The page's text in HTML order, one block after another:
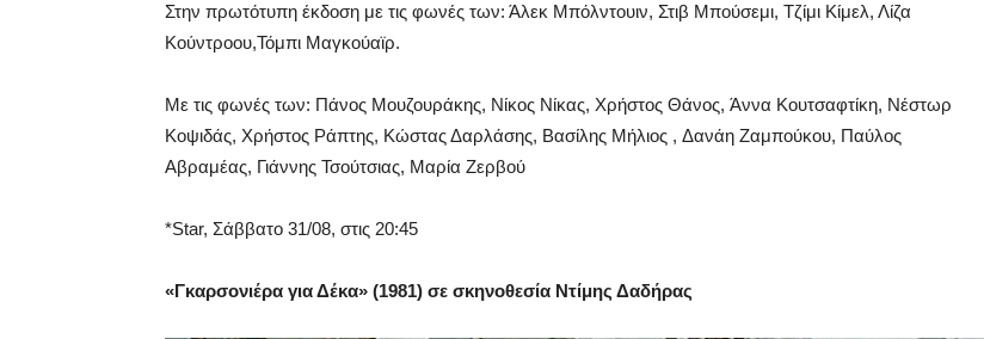
Στην πρωτότυπη έκδοση με τις φωνές των: Άλεκ Μπόλντουιν, Στιβ Μπούσεμι, Τζίμι Κίμελ, Λίζα
Κούντροου,Τόμπι Μαγκούαϊρ.
Με τις φωνές των: Πάνος Μουζουράκης, Νίκος Νίκας, Χρήστος Θάνος, Άννα Κουτσαφτίκη, Νέστωρ
Κοψιδάς, Χρήστος Ράπτης, Κώστας Δαρλάσης, Βασίλης Μήλιος , Δανάη Ζαμπούκου, Παύλος
Αβραμέας, Γιάννης Τσούτσιας, Μαρία Ζερβού
*Star, Σάββατο 31/08, στις 20:45
«Γκαρσονιέρα για Δέκα» (1981) σε σκηνοθεσία Ντίμης Δαδήρας